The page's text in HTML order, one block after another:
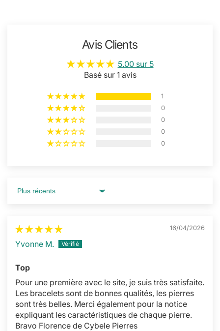
Avis Clients
5.00 sur 5
Basé sur 1 avis
1
0
0
0
0
Sort by
16/04/2026
Yvonne M.
Top
Pour une première avec le site, je suis très satisfaite.
Les bracelets sont de bonnes qualités, les pierres
sont très belles. Merci également pour la notice
expliquant les caractéristiques de chaque pierre.
Bravo Florence de Cybele Pierres